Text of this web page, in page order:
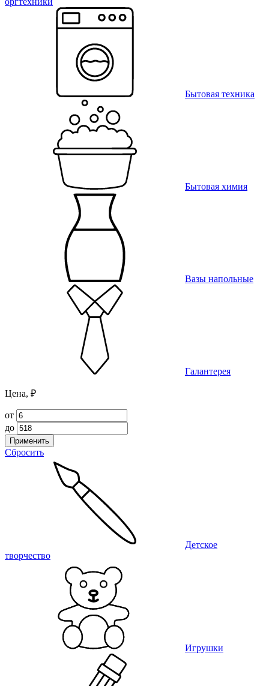
Бытовая техника
Бытовая химия
Вазы напольные
Галантерея
Цена, ₽
от
до
Применить
Сбросить
Детское
творчество
Игрушки